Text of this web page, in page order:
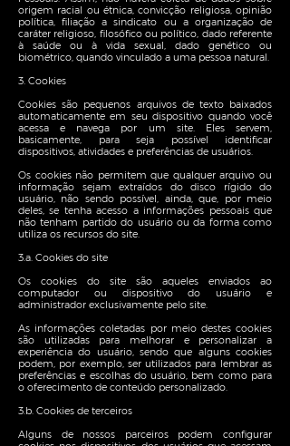
origem racial ou étnica, convicção religiosa, opinião
política, filiação a sindicato ou a organização de
caráter religioso, filosófico ou político, dado referente
à saúde ou à vida sexual, dado genético ou
biométrico, quando vinculado a uma pessoa natural.
3. Cookies
Cookies são pequenos arquivos de texto baixados
automaticamente em seu dispositivo quando você
acessa e navega por um site. Eles servem,
basicamente, para seja possível identificar
dispositivos, atividades e preferências de usuários.
Os cookies não permitem que qualquer arquivo ou
informação sejam extraídos do disco rígido do
usuário, não sendo possível, ainda, que, por meio
deles, se tenha acesso a informações pessoais que
não tenham partido do usuário ou da forma como
utiliza os recursos do site.
3.a. Cookies do site
Os cookies do site são aqueles enviados ao
computador ou dispositivo do usuário e
administrador exclusivamente pelo site.
As informações coletadas por meio destes cookies
são utilizadas para melhorar e personalizar a
experiência do usuário, sendo que alguns cookies
podem, por exemplo, ser utilizados para lembrar as
preferências e escolhas do usuário, bem como para
o oferecimento de conteúdo personalizado.
3.b. Cookies de terceiros
Alguns de nossos parceiros podem configurar